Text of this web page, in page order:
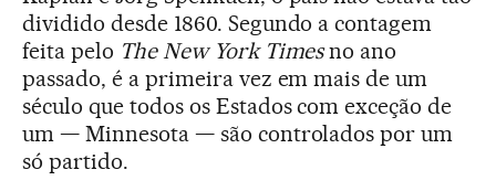
dividido desde 1860. Segundo a contagem
feita pelo The New York Timesno ano
passado, é a primeira vez em mais de um
século que todos os Estados com exceção de
um — Minnesota — são controlados por um
só partido.